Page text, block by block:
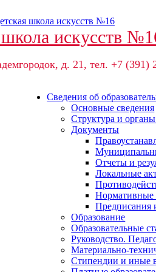
школа искусств
д. 21, тел. +7 (391)
Сведения об
Основные сведения
Структура и
Документы
Отчеты и
Локальные
Нормативные
Предписания
Образование
Образовательные
Руководство.
Материально-
Стипендии и иные